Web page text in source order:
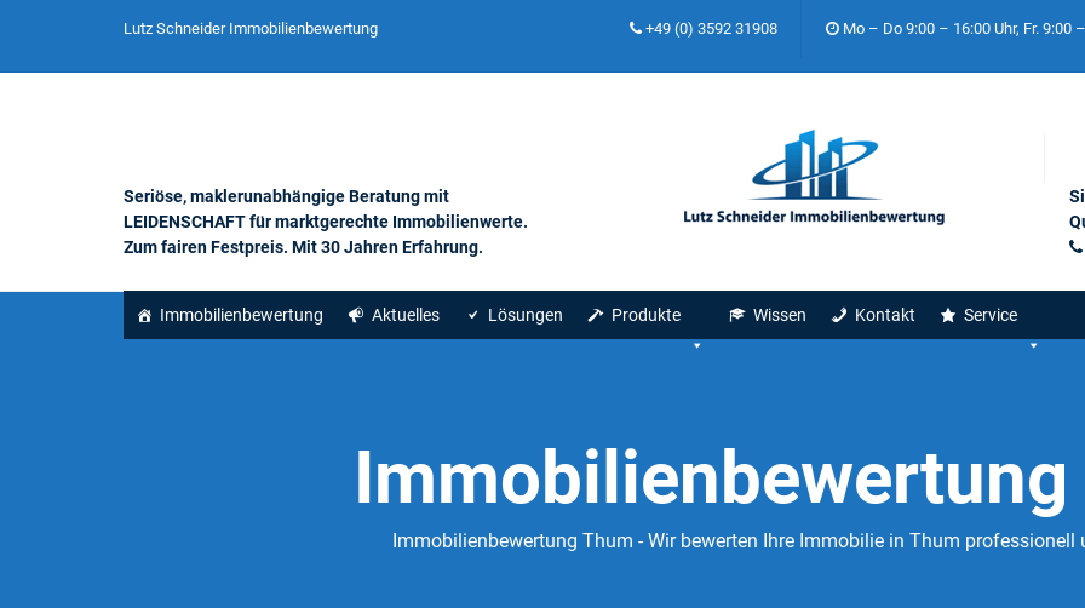
Lutz Schneider Immobilienbewertung +49 (0) 3592 31908 Mo – Do 9:00 – 16:00 Uhr, Fr. 9:00
Seriöse, maklerunabhängige Beratung mit
LEIDENSCHAFT für marktgerechte Immobilienwerte.
Zum fairen Festpreis. Mit 30 Jahren Erfahrung.
Immobilienbewertung Aktuelles Lösungen Produkte Wissen Kontakt Service
Immobilienbewertung
Immobilienbewertung Thum - Wir bewerten Ihre Immobilie in Thum professionell